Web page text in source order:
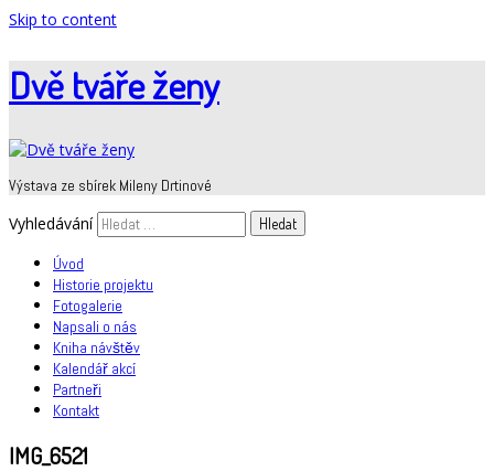
Skip to content
Dvě tváře ženy
Výstava ze sbírek Mileny Drtinové
Vyhledávání
Úvod
Historie projektu
Fotogalerie
Napsali o nás
Kniha návštěv
Kalendář akcí
Partneři
Kontakt
IMG_6521